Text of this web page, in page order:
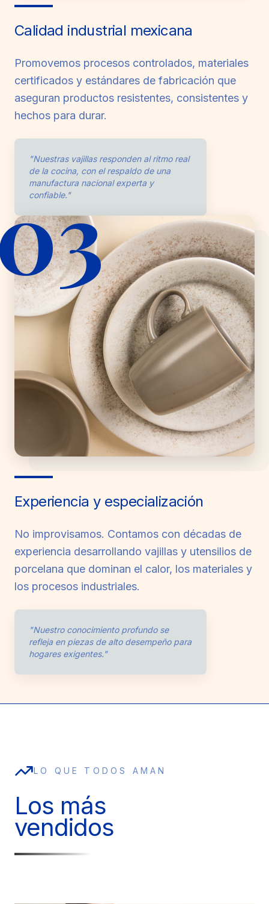
Calidad industrial mexicana
Promovemos procesos controlados, materiales
certificados y estándares de fabricación que
aseguran productos resistentes, consistentes y
hechos para durar.
"Nuestras vajillas responden al ritmo real
de la cocina, con el respaldo de una
manufactura nacional experta y
confiable."
Experiencia y especialización
No improvisamos. Contamos con décadas de
experiencia desarrollando vajillas y utensilios de
porcelana que dominan el calor, los materiales y
los procesos industriales.
"Nuestro conocimiento profundo se
refleja en piezas de alto desempeño para
hogares exigentes."
LO QUE TODOS AMAN
Los más
vendidos